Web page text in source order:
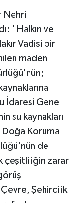
Nehri
"Halkın ve
Vadisi bir
maden
İdaresi Genel
su kaynakları
Doğa Koruma
de
çeşitliliğin zarar
Şehircilik